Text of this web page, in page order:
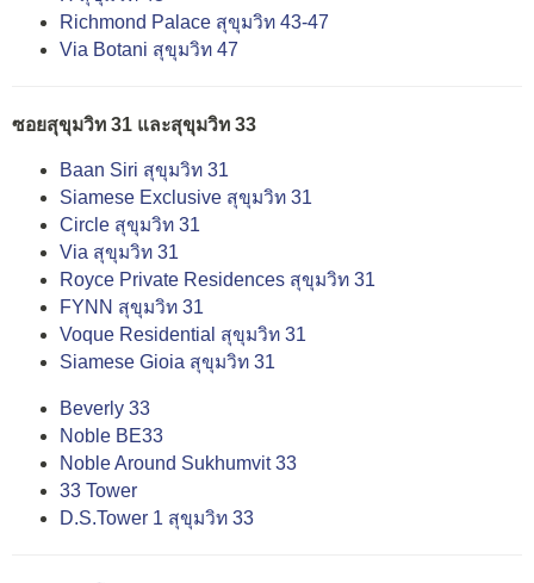
Richmond Palace สุขุมวิท 43-47
Via Botani สุขุมวิท 47
ซอยสุขุมวิท 31 และสุขุมวิท 33
Baan Siri สุขุมวิท 31
Siamese Exclusive สุขุมวิท 31
Circle สุขุมวิท 31
Via สุขุมวิท 31
Royce Private Residences สุขุมวิท 31
FYNN สุขุมวิท 31
Voque Residential สุขุมวิท 31
Siamese Gioia สุขุมวิท 31
Beverly 33
Noble BE33
Noble Around Sukhumvit 33
33 Tower
D.S.Tower 1 สุขุมวิท 33